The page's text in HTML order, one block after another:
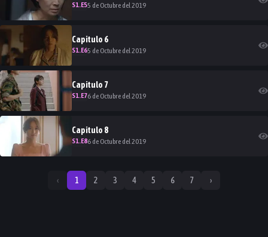
S1.E55 de Octubre del 2019
Capitulo 6
S1.E65 de Octubre del 2019
Capitulo 7
S1.E76 de Octubre del 2019
Capitulo 8
S1.E86 de Octubre del 2019
‹ 1 2 3 4 5 6 7 ›